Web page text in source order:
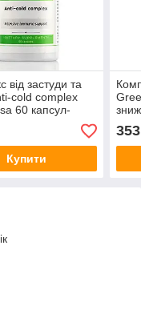
від застуди та
cold complex
60 капсул-
Кора
дерева,
Купити
353